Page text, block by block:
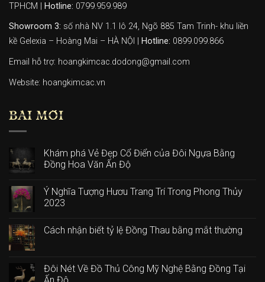
TPHCM |
Hotline: 0799.959.989
Showroom 3: số nhà NV 1.1 lô 24, Ngõ 885 Tam Trinh- khu liền
kề Gelexia – Hoàng Mai – HÀ NỘI |
Hotline: 0899.099.866
Email hỗ trợ: hoangkimcac.dodong@gmail.com
Website: hoangkimcac.vn
BÀI MỚI
Khám phá Vẻ Đẹp Cổ Điển của Đôi Ngựa Bằng
Đồng Hoa Văn Ấn Độ
Ý Nghĩa Tượng Hươu Trang Trí Trong Phong Thủy
2023
Cách nhận biết tỷ lệ Đồng Thau bằng mắt thường
Đôi Nét Về Đồ Thủ Công Mỹ Nghệ Bằng Đồng Tại